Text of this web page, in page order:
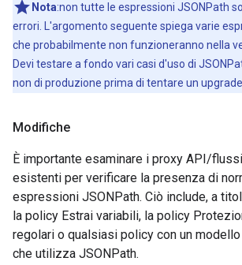
Nota:non tutte le espressioni JSONPath
errori. L'argomento seguente spiega varie
che probabilmente non funzioneranno nella
Devi testare a fondo vari casi d'uso di
non di produzione prima di tentare un
Modifiche
È importante esaminare i proxy API/
esistenti per verificare la presenza di
espressioni JSONPath. Ciò include, a
la policy Estrai variabili, la policy
regolari o qualsiasi policy con un
che utilizza JSONPath.